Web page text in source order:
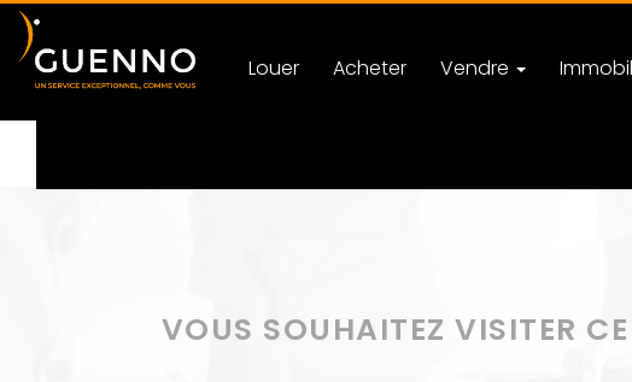
Louer Acheter Vendre
VOUS SOUHAITEZ VISITER